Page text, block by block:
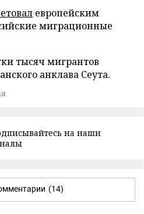
европейским
миграционные
тысяч мигрантов
анклава Сеута.
на наши
(14)